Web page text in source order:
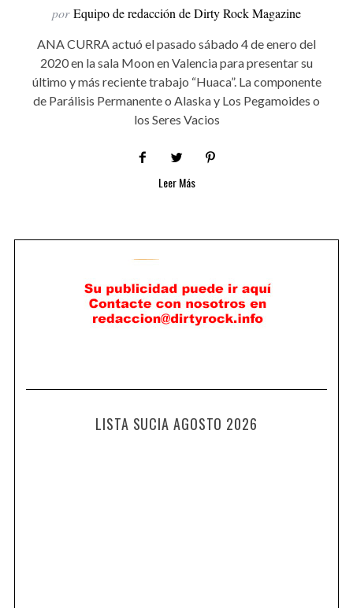
por Equipo de redacción de Dirty Rock Magazine
ANA CURRA actuó el pasado sábado 4 de enero del
2020 en la sala Moon en Valencia para presentar su
último y más reciente trabajo “Huaca”. La componente
de Parálisis Permanente o Alaska y Los Pegamoides o
los Seres Vacios
Leer Más
LISTA SUCIA AGOSTO 2026